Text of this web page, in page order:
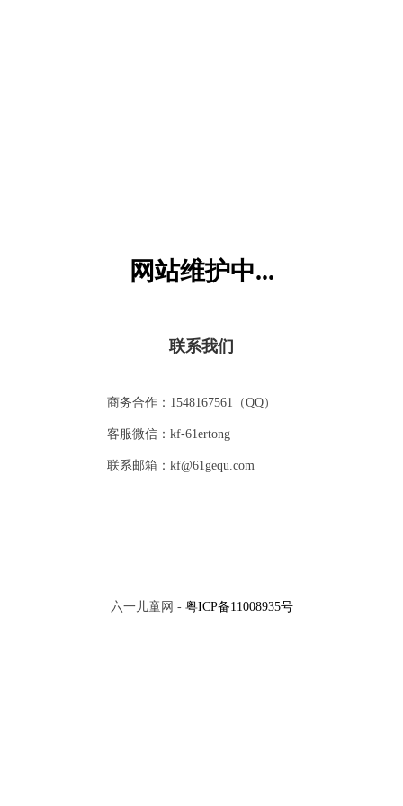
网站维护中...
联系我们
商务合作：1548167561（QQ）
客服微信：kf-61ertong
联系邮箱：kf@61gequ.com
六一儿童网 - 粤ICP备11008935号